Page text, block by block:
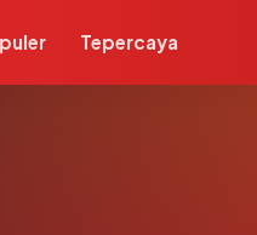
Tepercaya